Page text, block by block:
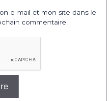
e-mail et mon site dans le
commentaire.